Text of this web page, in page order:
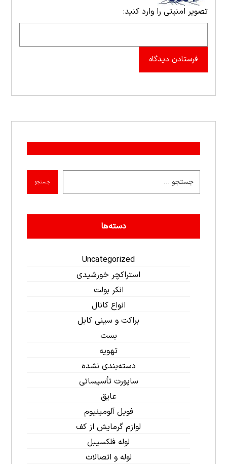
تصویر امنیتی را وارد کنید:
فرستادن دیدگاه
جستجو
دسته‌ها
Uncategorized
استراکچر خورشیدی
انکر بولت
انواع کانال
براکت و سینی کابل
بست
تهویه
دسته‌بندی نشده
ساپورت تأسیساتی
عایق
فویل آلومینیوم
لوازم گرمایش از کف
لوله فلکسیبل
لوله و اتصالات